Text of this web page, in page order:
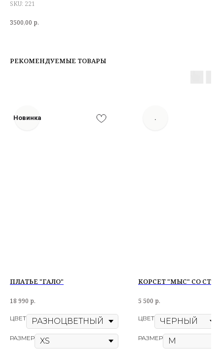
SKU: 221
3500,00 р.
РЕКОМЕНДУЕМЫЕ ТОВАРЫ
Новинка
ПЛАТЬЕ "ГАЛО"
18 990 р.
ЦВЕТ
РАЗМЕР
.
КОРСЕТ "МЫС" СО
5 500 р.
ЦВЕТ
РАЗМЕР